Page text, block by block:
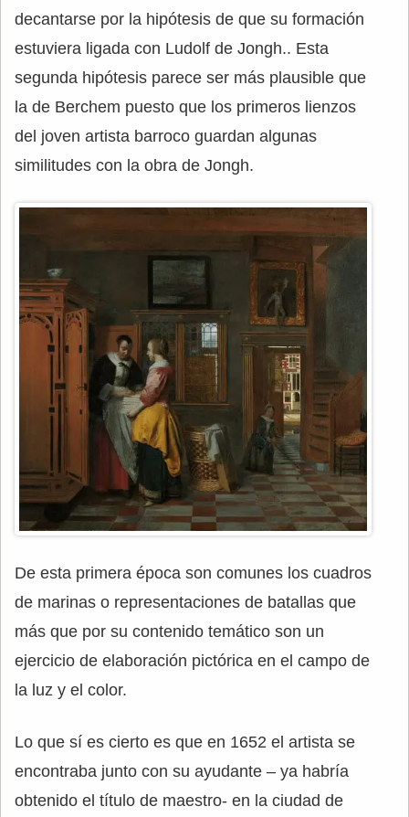
decantarse por la hipótesis de que su formación
estuviera ligada con Ludolf de Jongh.. Esta
segunda hipótesis parece ser más plausible que
la de Berchem puesto que los primeros lienzos
del joven artista barroco guardan algunas
similitudes con la obra de Jongh.
De esta primera época son comunes los cuadros
de marinas o representaciones de batallas que
más que por su contenido temático son un
ejercicio de elaboración pictórica en el campo de
la luz y el color.
Lo que sí es cierto es que en 1652 el artista se
encontraba junto con su ayudante – ya habría
obtenido el título de maestro- en la ciudad de